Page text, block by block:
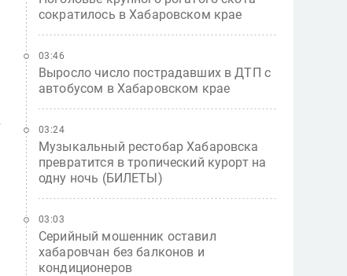
сократилось в Хабаровском крае
Выросло число пострадавших в ДТП с
автобусом в Хабаровском крае
03:46
Музыкальный рестобар Хабаровска
превратится в тропический курорт на
одну ночь (БИЛЕТЫ)
03:24
Серийный мошенник оставил
хабаровчан без балконов и
кондиционеров
03:03